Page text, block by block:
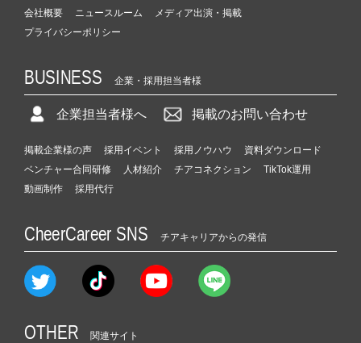
会社概要 ニュースルーム
メディア出演・掲載
プライバシーポリシー
BUSINESS 企業・採用担当者様
企業担当者様へ 掲載のお問い合わせ
掲載企業様の声 採用イベント 採用ノウハウ
資料ダウンロード
ベンチャー合同研修
人材紹介 チアコネクション
TikTok運用
動画制作
採用代行
CheerCareer SNS チアキャリアからの発信
OTHER 関連サイト